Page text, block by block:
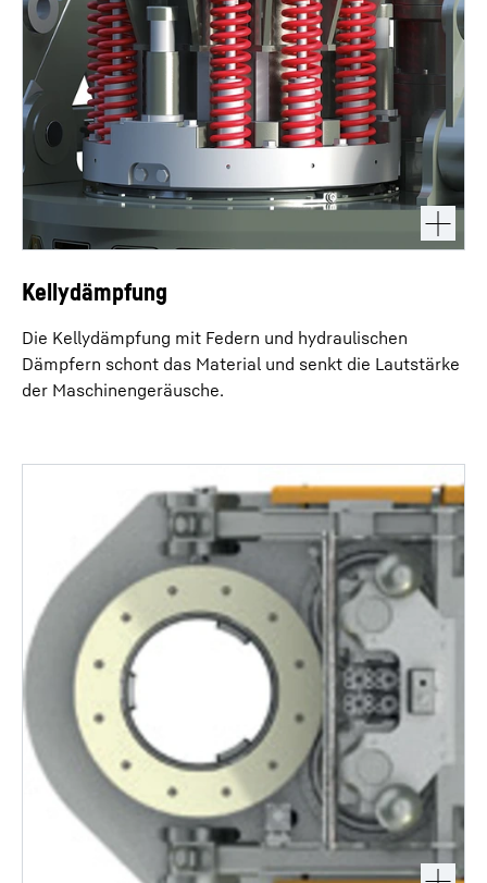
Kellydämpfung
Die Kellydämpfung mit Federn und hydraulischen
Dämpfern schont das Material und senkt die Lautstärke
der Maschinengeräusche.